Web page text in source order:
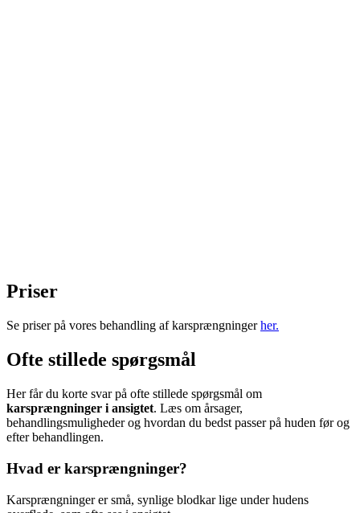
Priser
Se priser på vores behandling af karsprængningerher.
Ofte stillede spørgsmål
Her får du korte svar på ofte stillede spørgsmål om
karsprængninger i ansigtet. Læs om årsager,
behandlingsmuligheder og hvordan du bedst passer på huden før og
efter behandlingen.
Hvad er karsprængninger?
Karsprængninger er små, synlige blodkar lige under hudens